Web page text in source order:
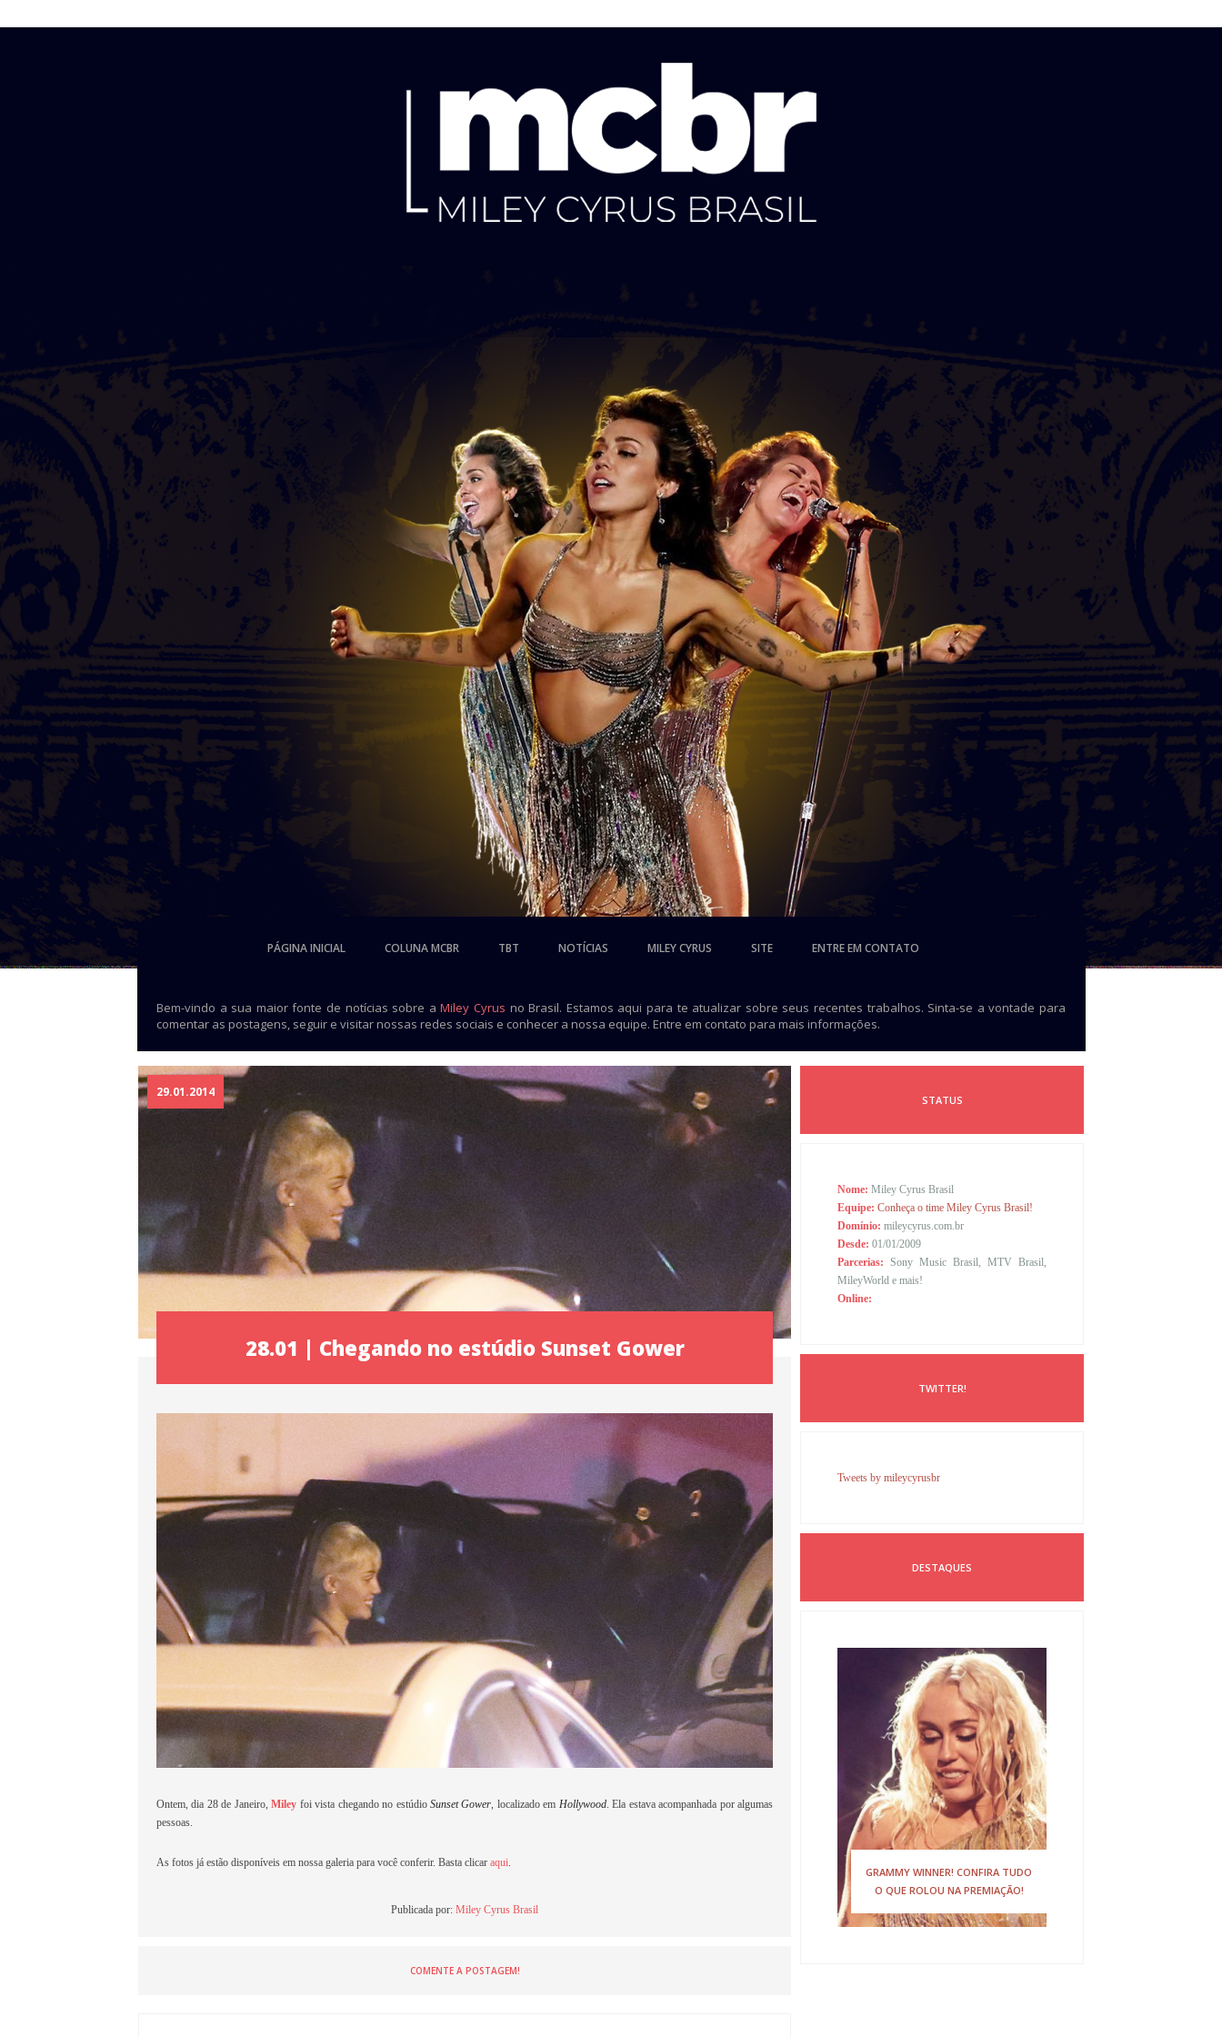
PÁGINA INICIAL COLUNA MCBR TBT NOTÍCIAS MILEY CYRUS SITE ENTRE EM CONTATO
Bem-vindo a sua maior fonte de notícias sobre aMiley Cyrus no Brasil. Estamos aqui para te atualizar sobre seus recentes trabalhos. Sinta-se a vontade para
comentar as postagens, seguir e visitar nossas redes sociais e conhecer a nossa equipe. Entre em contato para mais informações.
29.01.2014
28.01 | Chegando no estúdio Sunset Gower
Ontem, dia 28 de Janeiro,Miley foi vista chegando no estúdio Sunset Gower , localizado em Hollywood. Ela estava acompanhada por algumas
pessoas.
As fotos já estão disponíveis em nossa galeria para você conferir. Basta clicar aqui
Publicada por: Miley Cyrus Brasil
COMENTE A POSTAGEM!
STATUS
Nome: Miley Cyrus Brasil
Equipe: Conheça o time Miley Cyrus Brasil!
Domínio: mileycyrus.com.br
Desde: 01/01/2009
Parcerias: Sony Music Brasil, MTV Brasil,
MileyWorld e mais!
Online:
TWITTER!
Tweets by mileycyrusbr
DESTAQUES
GRAMMY WINNER! CONFIRA TUDO
O QUE ROLOU NA PREMIAÇÃO!